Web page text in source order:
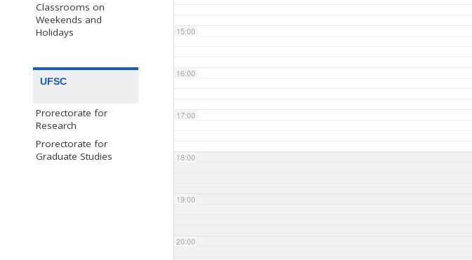
Classrooms on
Weekends and
Holidays
UFSC
Prorectorate for
Research
Prorectorate for
Graduate Studies
15:00
16:00
17:00
18:00
19:00
20:00